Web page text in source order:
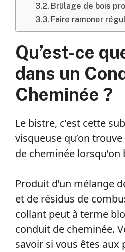
Brûlage de bois
Faire ramoner
Qu’est-ce
dans un
Cheminée ?
Le bistre, c’est cette
visqueuse qu’on
de cheminée
Produit d’un mélange
et de résidus de
collant peut à terme
conduit de cheminée.
savoir si vous êtes aux